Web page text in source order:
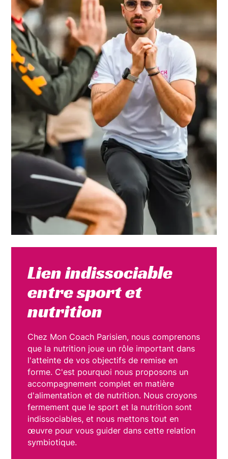
Lien indissociable
entre sport et
nutrition
Chez Mon Coach Parisien, nous comprenons
que la nutrition joue un rôle important dans
l'atteinte de vos objectifs de remise en
forme. C'est pourquoi nous proposons un
accompagnement complet en matière
d'alimentation et de nutrition. Nous croyons
fermement que le sport et la nutrition sont
indissociables, et nous mettons tout en
œuvre pour vous guider dans cette relation
symbiotique.